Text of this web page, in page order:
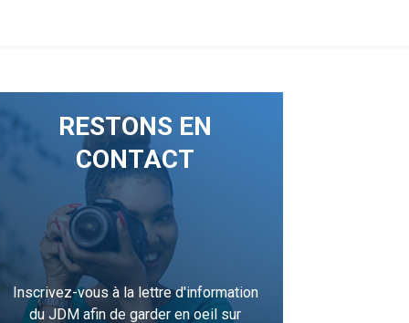
RESTONS EN
CONTACT
Inscrivez-vous à la lettre d'information
du JDM afin de garder en oeil sur